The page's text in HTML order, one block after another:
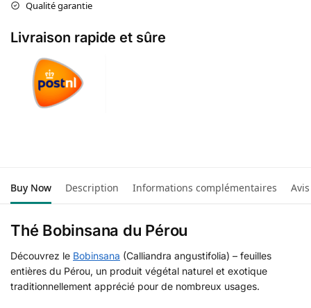
Qualité garantie
Livraison rapide et sûre
Buy Now Description Informations complémentaires Avis
Thé Bobinsana du Pérou
Découvrez le Bobinsana (Calliandra angustifolia) – feuilles
entières du Pérou, un produit végétal naturel et exotique
traditionnellement apprécié pour de nombreux usages.